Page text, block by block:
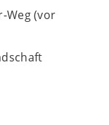
Weg (vor